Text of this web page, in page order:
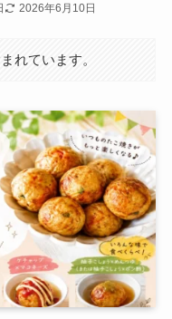
2026年6月10日
れています。